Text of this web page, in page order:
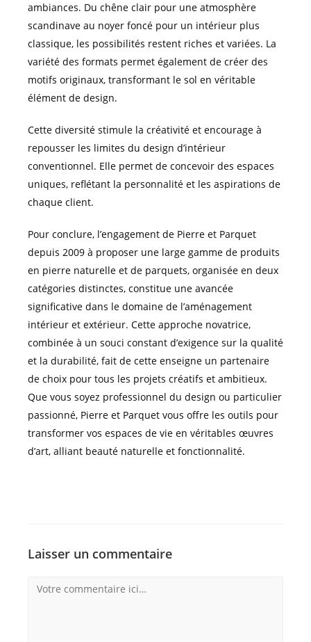
ambiances. Du chêne clair pour une atmosphère
scandinave au noyer foncé pour un intérieur plus
classique, les possibilités restent riches et variées. La
variété des formats permet également de créer des
motifs originaux, transformant le sol en véritable
élément de design.
Cette diversité stimule la créativité et encourage à
repousser les limites du design d’intérieur
conventionnel. Elle permet de concevoir des espaces
uniques, reflétant la personnalité et les aspirations de
chaque client.
Pour conclure, l’engagement de Pierre et Parquet
depuis 2009 à proposer une large gamme de produits
en pierre naturelle et de parquets, organisée en deux
catégories distinctes, constitue une avancée
significative dans le domaine de l’aménagement
intérieur et extérieur. Cette approche novatrice,
combinée à un souci constant d’exigence sur la qualité
et la durabilité, fait de cette enseigne un partenaire
de choix pour tous les projets créatifs et ambitieux.
Que vous soyez professionnel du design ou particulier
passionné, Pierre et Parquet vous offre les outils pour
transformer vos espaces de vie en véritables œuvres
d’art, alliant beauté naturelle et fonctionnalité.
Laisser un commentaire